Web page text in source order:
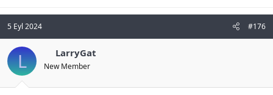
5 Eyl 2024 #176
L LarryGat
New Member